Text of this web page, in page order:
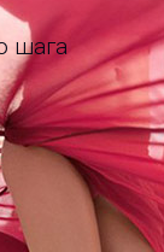
шага